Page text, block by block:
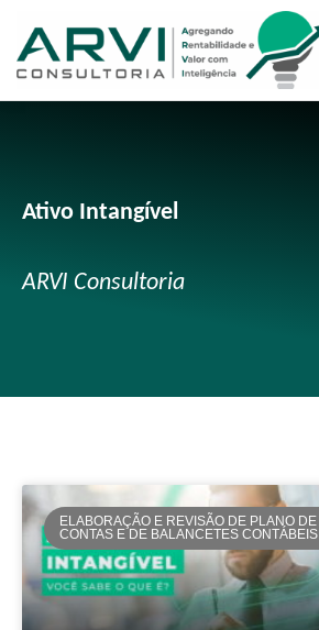
Ativo Intangível
ARVI Consultoria
ELABORAÇÃO E REVISÃO DE PLANO DE
CONTAS E DE BALANCETES CONTÁBEIS